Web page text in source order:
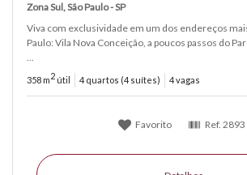
Zona Sul, São Paulo - SP
Viva com exclusividade em um dos endereços
Paulo: Vila Nova Conceição, a poucos passos do
...
358 m2 útil 4 quartos (4 suítes) 4 vagas
Favorito Ref. 2893